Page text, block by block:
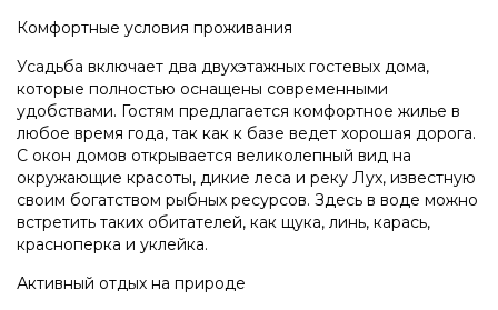
Комфортные условия проживания
Усадьба включает два двухэтажных гостевых дома,
которые полностью оснащены современными
удобствами. Гостям предлагается комфортное жилье в
любое время года, так как к базе ведет хорошая дорога.
С окон домов открывается великолепный вид на
окружающие красоты, дикие леса и реку Лух, известную
своим богатством рыбных ресурсов. Здесь в воде можно
встретить таких обитателей, как щука, линь, карась,
красноперка и уклейка.
Активный отдых на природе